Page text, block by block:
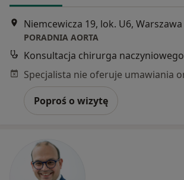
Niemcewicza 19, lok. U6, Warszawa
PORADNIA AORTA
Konsultacja chirurga naczyniowego
Poproś o wizytę